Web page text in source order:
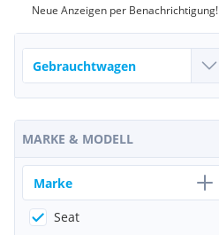
Neue Anzeigen per Benachrichtigung!
MARKE & MODELL
Marke
Seat